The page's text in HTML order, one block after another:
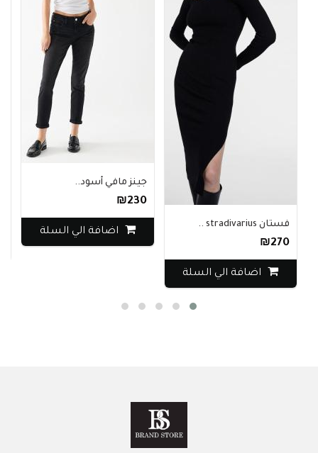
فستان stradivarius ..
₪270
اضافة الي السلة
جينز مافي أسود..
₪230
اضافة الي السلة